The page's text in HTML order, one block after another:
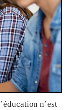
n’est